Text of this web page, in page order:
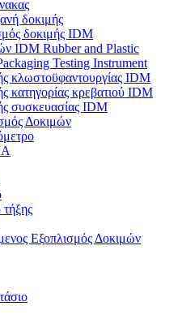
δοκιμής
δοκιμής IDM
IDM Rubber and Plastic
Testing Instrument
κλωστοϋφαντουργίας IDM
κατηγορίας κρεβατιού IDM
συσκευασίας IDM
Δοκιμών
Εξοπλισμός Δοκιμών